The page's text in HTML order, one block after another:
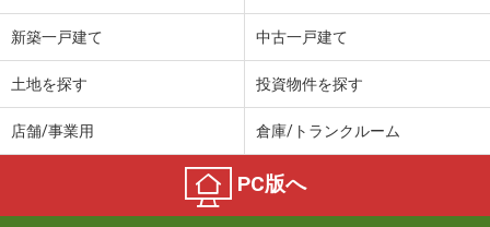
新築一戸建て 中古一戸建て
土地を探す 投資物件を探す
店舗/事業用 倉庫/トランクルーム
PC版へ